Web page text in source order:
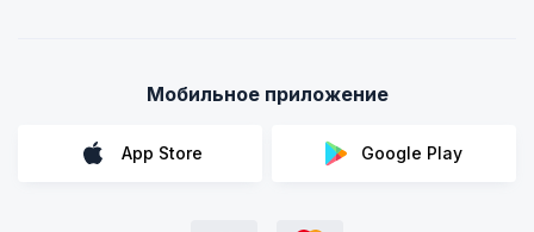
Мобильное приложение
App Store Google Play